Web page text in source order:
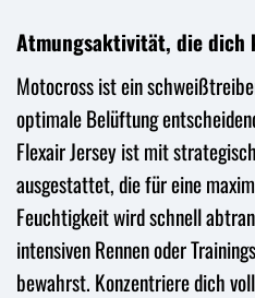
Atmungsaktivität, die dich
Motocross ist ein
optimale Belüftung
Flexair Jersey ist mit
ausgestattet, die für eine
Feuchtigkeit wird schnell
intensiven Rennen oder
bewahrst. Konzentriere dich